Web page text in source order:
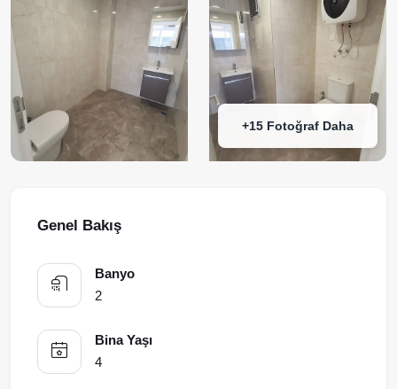
+15 Fotoğraf Daha
Genel Bakış
Banyo
2
Bina Yaşı
4